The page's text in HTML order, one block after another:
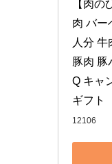
【肉
肉 バー
人分 牛
豚肉 豚
Q キャ
ギフト
12106